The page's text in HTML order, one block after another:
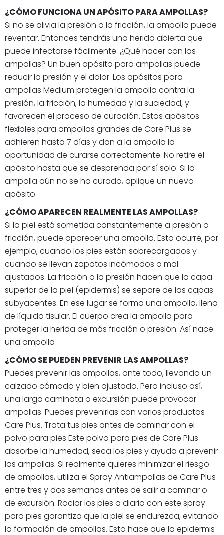
¿CÓMO FUNCIONA UN APÓSITO PARA AMPOLLAS?
Si no se alivia la presión o la fricción, la ampolla puede
reventar. Entonces tendrás una herida abierta que
puede infectarse fácilmente. ¿Qué hacer con las
ampollas? Un buen apósito para ampollas puede
reducir la presión y el dolor. Los apósitos para
ampollas Medium protegen la ampolla contra la
presión, la fricción, la humedad y la suciedad, y
favorecen el proceso de curación. Estos apósitos
flexibles para ampollas grandes de Care Plus se
adhieren hasta 7 días y dan a la ampolla la
oportunidad de curarse correctamente. No retire el
apósito hasta que se desprenda por sí solo. Si la
ampolla aún no se ha curado, aplique un nuevo
apósito.
¿CÓMO APARECEN REALMENTE LAS AMPOLLAS?
Si la piel está sometida constantemente a presión o
fricción, puede aparecer una ampolla. Esto ocurre, por
ejemplo, cuando los pies están sobrecargados y
cuando se llevan zapatos incómodos o mal
ajustados. La fricción o la presión hacen que la capa
superior de la piel (epidermis) se separe de las capas
subyacentes. En ese lugar se forma una ampolla, llena
de líquido tisular. El cuerpo crea la ampolla para
proteger la herida de más fricción o presión. Así nace
una ampolla
¿CÓMO SE PUEDEN PREVENIR LAS AMPOLLAS?
Puedes prevenir las ampollas, ante todo, llevando un
calzado cómodo y bien ajustado. Pero incluso así,
una larga caminata o excursión puede provocar
ampollas. Puedes prevenirlas con varios productos
Care Plus. Trata tus pies antes de caminar con el
polvo para pies Este polvo para pies de Care Plus
absorbe la humedad, seca los pies y ayuda a prevenir
las ampollas. Si realmente quieres minimizar el riesgo
de ampollas, utiliza el Spray Antiampollas de Care Plus
entre tres y dos semanas antes de salir a caminar o
de excursión. Rociar los pies a diario con este spray
para pies garantiza que la piel se endurezca, evitando
la formación de ampollas. Esto hace que la epidermis